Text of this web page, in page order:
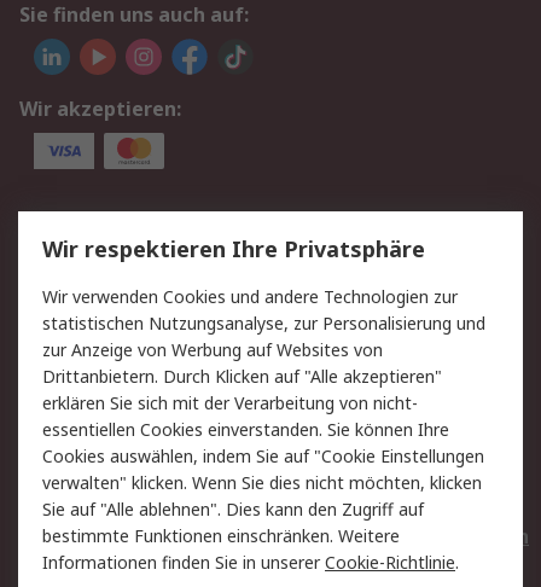
Sie finden uns auch auf:
Wir akzeptieren:
Service
Value Added Services
Lieferlösungen
Rücksendungen
Kontakt
Hilfe
Privatkunden
Rechtliches
AGB
Datenschutz
Cookie-Richtlinie
Zahlungsbedingungen
Copyright/Impressum
Entsorgung
Elektrogeräte/Batterien
Wir respektieren Ihre Privatsphäre
Wir verwenden Cookies und andere Technologien zur
statistischen Nutzungsanalyse, zur Personalisierung und
zur Anzeige von Werbung auf Websites von
Drittanbietern. Durch Klicken auf "Alle akzeptieren"
erklären Sie sich mit der Verarbeitung von nicht-
essentiellen Cookies einverstanden. Sie können Ihre
Cookies auswählen, indem Sie auf "Cookie Einstellungen
verwalten" klicken. Wenn Sie dies nicht möchten, klicken
Sie auf "Alle ablehnen". Dies kann den Zugriff auf
bestimmte Funktionen einschränken. Weitere
Informationen finden Sie in unsererCookie-Richtlinie.